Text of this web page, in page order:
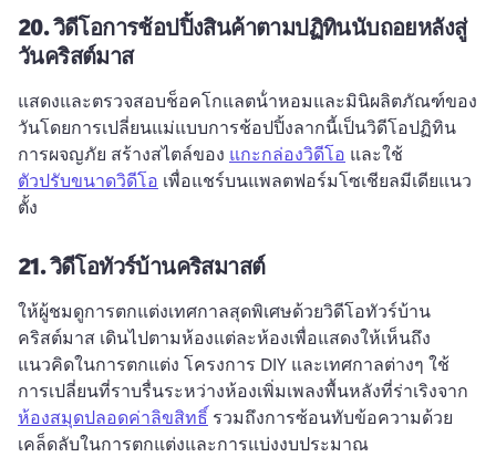
20.วิดีโอการช้อปปิ้งสินค้าตามปฏิทินนับถอยหลังสู่
วันคริสต์มาส
แสดงและตรวจสอบช็อคโกแลตน้ําหอมและมินิผลิตภัณฑ์ของ
วันโดยการเปลี่ยนแม่แบบการช้อปปิ้งลากนี้เป็นวิดีโอปฏิทิน
การผจญภัย สร้างสไตล์ของ แกะกล่องวิดีโอ และใช้
ตัวปรับขนาดวิดีโอ เพื่อแชร์บนแพลตฟอร์มโซเชียลมีเดียแนว
ตั้ง
21.วิดีโอทัวร์บ้านคริสมาสต์
ให้ผู้ชมดูการตกแต่งเทศกาลสุดพิเศษด้วยวิดีโอทัวร์บ้าน
คริสต์มาส เดินไปตามห้องแต่ละห้องเพื่อแสดงให้เห็นถึง
แนวคิดในการตกแต่ง โครงการ DIY และเทศกาลต่างๆ ใช้
การเปลี่ยนที่ราบรื่นระหว่างห้องเพิ่มเพลงพื้นหลังที่ร่าเริงจาก
ห้องสมุดปลอดค่าลิขสิทธิ์ รวมถึงการซ้อนทับข้อความด้วย
เคล็ดลับในการตกแต่งและการแบ่งงบประมาณ